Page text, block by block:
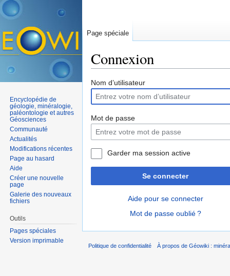
Connexion
Nom d’utilisateur
Mot de passe
Garder ma session active
Se connecter
Aide pour se connecter
Mot de passe oublié ?
Page spéciale
Encyclopédie de
géologie, minéralogie,
paléontologie et autres
Géosciences
Communauté
Actualités
Modifications récentes
Page au hasard
Aide
Créer une nouvelle
page
Galerie des nouveaux
fichiers
Outils
Pages spéciales
Version imprimable
Politique de confidentialité À propos de Géowiki :